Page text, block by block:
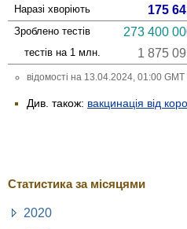
Наразі хворіють 175
Зроблено тестів 273 400
тестів на 1 млн. 1 875
відомості на 13.04.2024, 01:00 GMT
Див. також: вакцинація від
Статистика за місяцями
2020